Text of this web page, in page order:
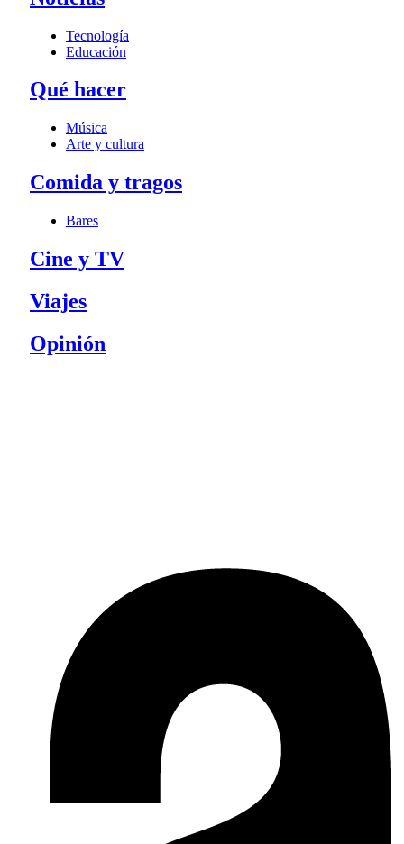
Tecnología
Educación
Qué hacer
Música
Arte y cultura
Comida y tragos
Bares
Cine y TV
Viajes
Opinión